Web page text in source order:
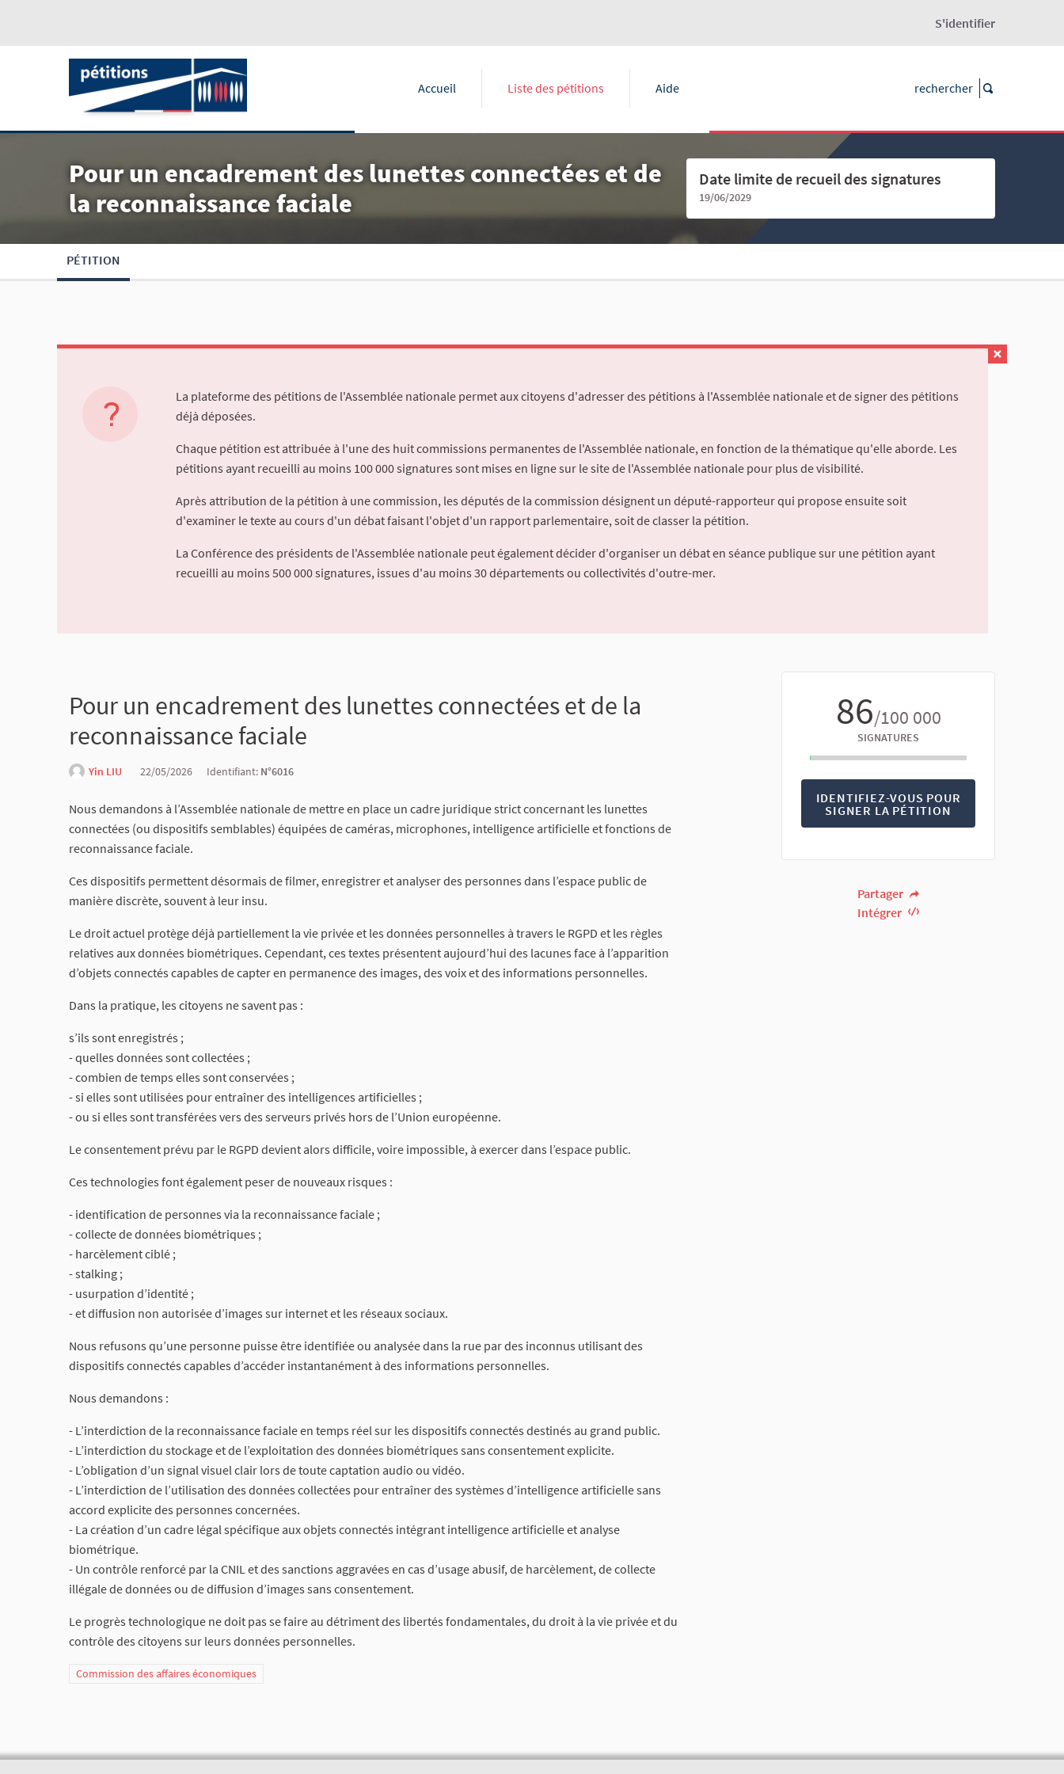
S'identifier
Accueil Liste des pétitions Aide
Pour un encadrement des lunettes connectées et de
la reconnaissance faciale
Date limite de recueil des signatures
19/06/2029
PÉTITION
La plateforme des pétitions de l'Assemblée nationale permet aux citoyens d'adresser des pétitions à l'Assemblée nationale et de signer des pétitions
déjà déposées.
Chaque pétition est attribuée à l'une des huit commissions permanentes de l'Assemblée nationale, en fonction de la thématique qu'elle aborde. Les
pétitions ayant recueilli au moins 100 000 signatures sont mises en ligne sur le site de l'Assemblée nationale pour plus de visibilité.
Après attribution de la pétition à une commission, les députés de la commission désignent un député-rapporteur qui propose ensuite soit
d'examiner le texte au cours d'un débat faisant l'objet d'un rapport parlementaire, soit de classer la pétition.
La Conférence des présidents de l'Assemblée nationale peut également décider d'organiser un débat en séance publique sur une pétition ayant
recueilli au moins 500 000 signatures, issues d'au moins 30 départements ou collectivités d'outre-mer.
86/100 000
SIGNATURES
IDENTIFIEZ-VOUS POUR
SIGNER LA PÉTITION
Partager
Intégrer
Pour un encadrement des lunettes connectées et de la
reconnaissance faciale
Yin LIU 22/05/2026 Identifiant: N°6016
Nous demandons à l’Assemblée nationale de mettre en place un cadre juridique strict concernant les lunettes
connectées (ou dispositifs semblables) équipées de caméras, microphones, intelligence artificielle et fonctions de
reconnaissance faciale.
Ces dispositifs permettent désormais de filmer, enregistrer et analyser des personnes dans l’espace public de
manière discrète, souvent à leur insu.
Le droit actuel protège déjà partiellement la vie privée et les données personnelles à travers le RGPD et les règles
relatives aux données biométriques. Cependant, ces textes présentent aujourd’hui des lacunes face à l’apparition
d’objets connectés capables de capter en permanence des images, des voix et des informations personnelles.
Dans la pratique, les citoyens ne savent pas :
s’ils sont enregistrés ;
- quelles données sont collectées ;
- combien de temps elles sont conservées ;
- si elles sont utilisées pour entraîner des intelligences artificielles ;
- ou si elles sont transférées vers des serveurs privés hors de l’Union européenne.
Le consentement prévu par le RGPD devient alors difficile, voire impossible, à exercer dans l’espace public.
Ces technologies font également peser de nouveaux risques :
- identification de personnes via la reconnaissance faciale ;
- collecte de données biométriques ;
- harcèlement ciblé ;
- stalking ;
- usurpation d’identité ;
- et diffusion non autorisée d’images sur internet et les réseaux sociaux.
Nous refusons qu’une personne puisse être identifiée ou analysée dans la rue par des inconnus utilisant des
dispositifs connectés capables d’accéder instantanément à des informations personnelles.
Nous demandons :
- L’interdiction de la reconnaissance faciale en temps réel sur les dispositifs connectés destinés au grand public.
- L’interdiction du stockage et de l’exploitation des données biométriques sans consentement explicite.
- L’obligation d’un signal visuel clair lors de toute captation audio ou vidéo.
- L’interdiction de l’utilisation des données collectées pour entraîner des systèmes d’intelligence artificielle sans
accord explicite des personnes concernées.
- La création d’un cadre légal spécifique aux objets connectés intégrant intelligence artificielle et analyse
biométrique.
- Un contrôle renforcé par la CNIL et des sanctions aggravées en cas d’usage abusif, de harcèlement, de collecte
illégale de données ou de diffusion d’images sans consentement.
Le progrès technologique ne doit pas se faire au détriment des libertés fondamentales, du droit à la vie privée et du
contrôle des citoyens sur leurs données personnelles.
Commission des affaires économiques